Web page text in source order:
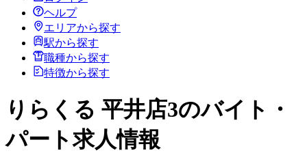
ヘルプ
エリアから探す
駅から探す
職種から探す
特徴から探す
りらくる 平井店3のバイト・
パート求人情報